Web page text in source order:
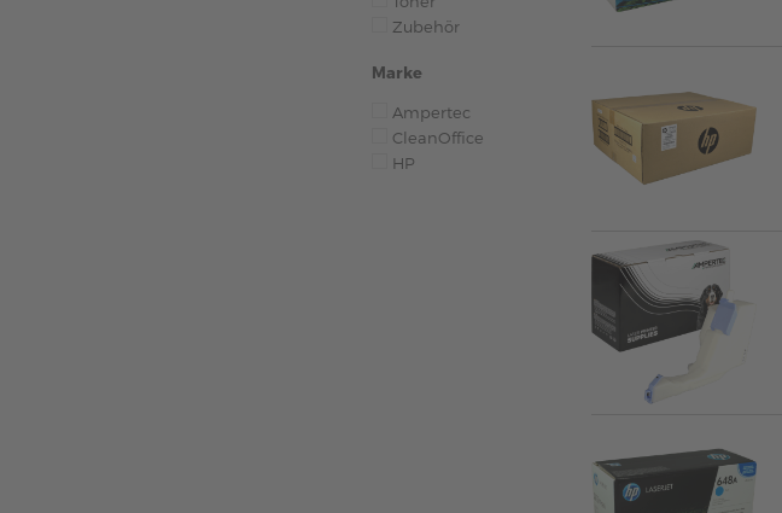
Zubehör
Marke
Ampertec
CleanOffice
HP